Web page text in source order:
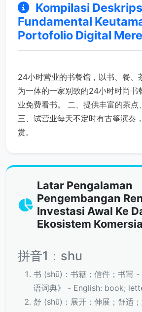
Kompilasi
Fundamental
Portofolio Digital
24小时营业的书餐馆，以书、餐、
为一体的一家别致的24小时时尚书
业免费看书。 二、提供丰富的茶点
三、试营业每天不定时有古筝演奏
赏。
Latar Pengalaman
Pengembangan
Investasi Awal Ke
Ekosistem
拼音1：shu
书 (shū)：书籍；信件；书写 -
语词典》 - English: book;
舒 (shū)：展开；伸展；舒适